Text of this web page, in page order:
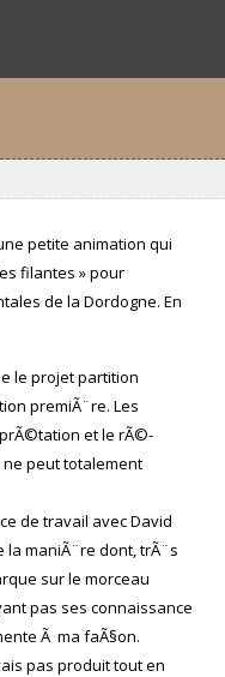
petite animation qui
filantes » pour
de la Dordogne. En
le projet partition
premiÃ¨re. Les
et le rÃ©-
peut totalement
de travail avec David
la maniÃ¨re dont, trÃ¨s
sur le morceau
pas ses connaissance
Ã ma faÃ§on.
pas produit tout en